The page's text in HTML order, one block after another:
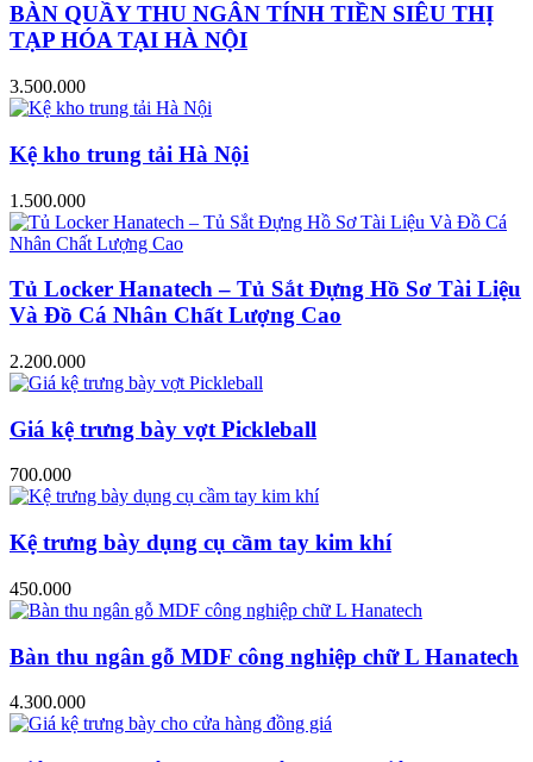
BÀN QUẦY THU NGÂN TÍNH TIỀN SIÊU THỊ
TẠP HÓA TẠI HÀ NỘI
3.500.000
Kệ kho trung tải Hà Nội
1.500.000
Tủ Locker Hanatech – Tủ Sắt Đựng Hồ Sơ Tài Liệu
Và Đồ Cá Nhân Chất Lượng Cao
2.200.000
Giá kệ trưng bày vợt Pickleball
700.000
Kệ trưng bày dụng cụ cầm tay kim khí
450.000
Bàn thu ngân gỗ MDF công nghiệp chữ L Hanatech
4.300.000